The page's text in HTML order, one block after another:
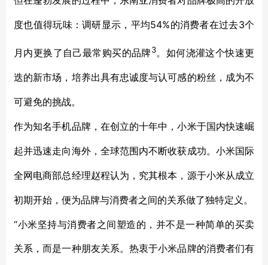
度也值得玩味：调研显示，平均54%的消费者在过去3个
月内更换了自己最常购买的品牌3。如何浇灌这个快速更
迭的新市场，培养出具有忠诚度与认可感的粉丝，成为不
可避免的挑战。
作为知名手机品牌，在创立的十年中，小米于国内快速崛
起并迅速走向海外，全球范围内不断收获成功。小米国际
全网电商部总经理赵程认为，究其根本，源于小米从成立
初期开始，便为品牌与消费者之间的关系做了独特定义。
“小米坚持与消费者之间塑造的，并不是一种简单的买卖
关系，而是一种朋友关系。热衷于小米品牌的消费者们有